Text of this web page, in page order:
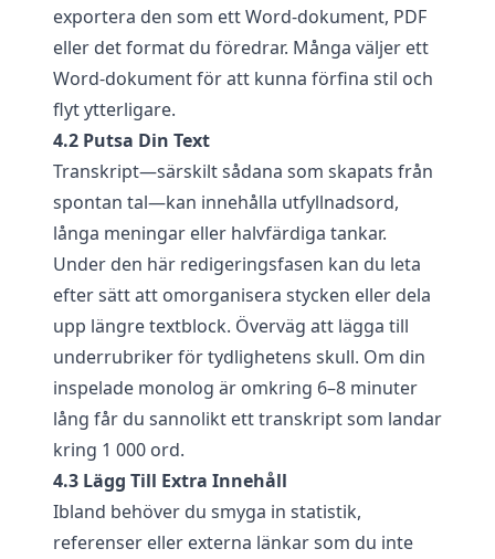
exportera den som ett Word-dokument, PDF
eller det format du föredrar. Många väljer ett
Word-dokument för att kunna förfina stil och
flyt ytterligare.
4.2 Putsa Din Text
Transkript—särskilt sådana som skapats från
spontan tal—kan innehålla utfyllnadsord,
långa meningar eller halvfärdiga tankar.
Under den här redigeringsfasen kan du leta
efter sätt att omorganisera stycken eller dela
upp längre textblock. Överväg att lägga till
underrubriker för tydlighetens skull. Om din
inspelade monolog är omkring 6–8 minuter
lång får du sannolikt ett transkript som landar
kring 1 000 ord.
4.3 Lägg Till Extra Innehåll
Ibland behöver du smyga in statistik,
referenser eller externa länkar som du inte